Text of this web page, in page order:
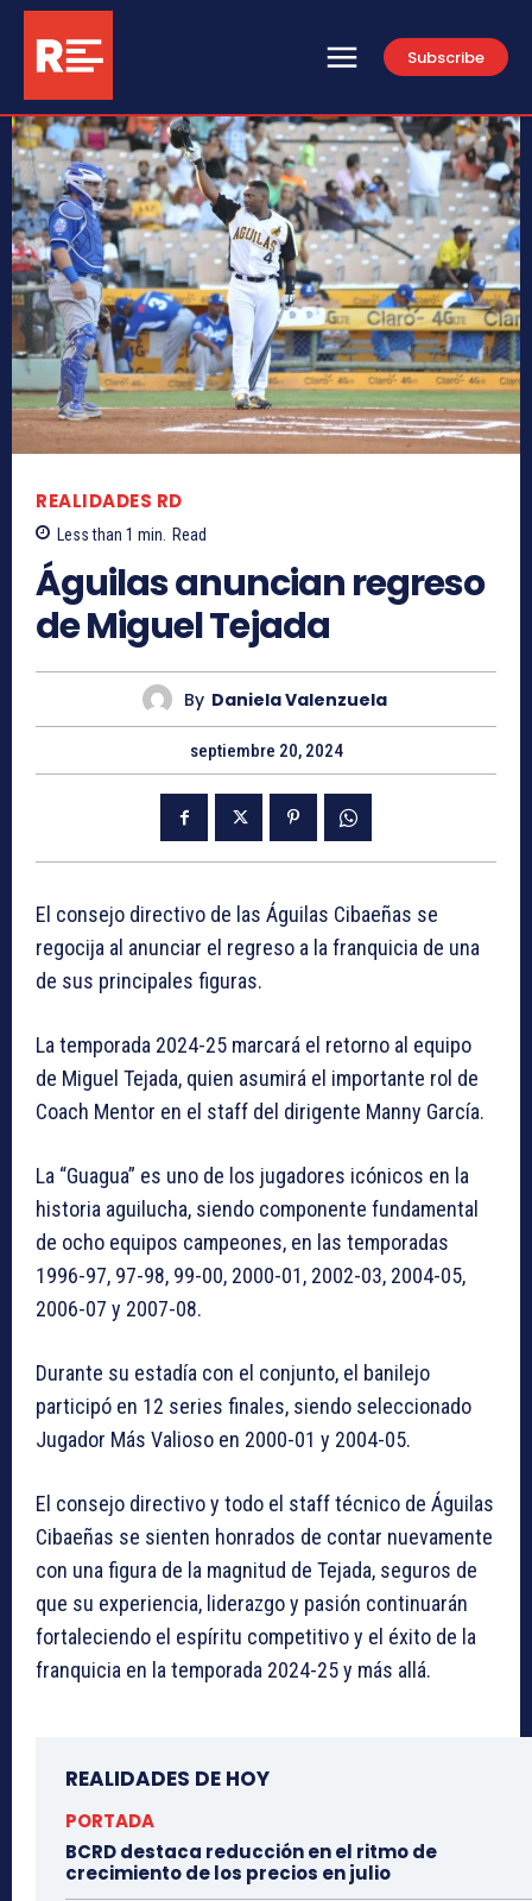
Subscribe
REALIDADES RD
Less than 1 min. Read
Águilas anuncian regreso
de Miguel Tejada
By Daniela Valenzuela
septiembre 20, 2024
El consejo directivo de las Águilas Cibaeñas se
regocija al anunciar el regreso a la franquicia de una
de sus principales figuras.
La temporada 2024-25 marcará el retorno al equipo
de Miguel Tejada, quien asumirá el importante rol de
Coach Mentor en el staff del dirigente Manny García.
La “Guagua” es uno de los jugadores icónicos en la
historia aguilucha, siendo componente fundamental
de ocho equipos campeones, en las temporadas
1996-97, 97-98, 99-00, 2000-01, 2002-03, 2004-05,
2006-07 y 2007-08.
Durante su estadía con el conjunto, el banilejo
participó en 12 series finales, siendo seleccionado
Jugador Más Valioso en 2000-01 y 2004-05.
El consejo directivo y todo el staff técnico de Águilas
Cibaeñas se sienten honrados de contar nuevamente
con una figura de la magnitud de Tejada, seguros de
que su experiencia, liderazgo y pasión continuarán
fortaleciendo el espíritu competitivo y el éxito de la
franquicia en la temporada 2024-25 y más allá.
REALIDADES DE HOY
PORTADA
BCRD destaca reducción en el ritmo de
crecimiento de los precios en julio